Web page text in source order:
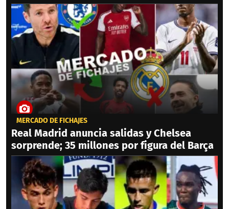
MERCADO DE FICHAJES
Real Madrid anuncia salidas y Chelsea
sorprende; 35 millones por figura del Barça